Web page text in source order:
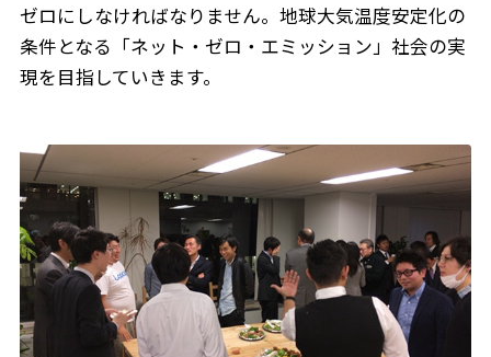
ゼロにしなければなりません。地球大気温度安定化の
条件となる「ネット・ゼロ・エミッション」社会の実
現を目指していきます。